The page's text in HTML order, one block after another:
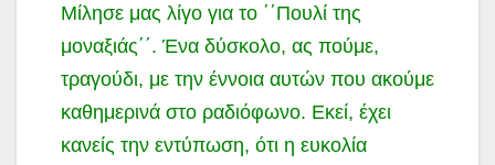
Μίλησε μας λίγο για το ΄΄Πουλί της
μοναξιάς΄΄. Ένα δύσκολο, ας πούμε,
τραγούδι, με την έννοια αυτών που ακούμε
καθημερινά στο ραδιόφωνο. Εκεί, έχει
κανείς την εντύπωση, ότι η ευκολία